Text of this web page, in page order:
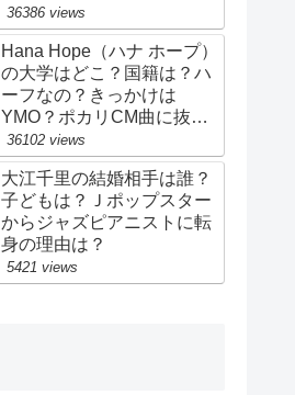
36386 views
Hana Hope（ハナ ホープ）
の大学はどこ？国籍は？ハ
ーフなの？きっかけは
YMO？ポカリCM曲に抜
擢！
36102 views
大江千里の結婚相手は誰？
子どもは？Ｊポップスター
からジャズピアニストに転
身の理由は？
5421 views